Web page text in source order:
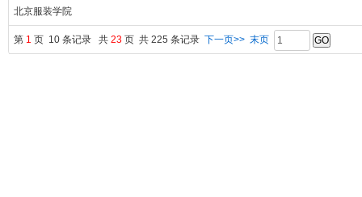
北京服装学院
第 1 页 10 条记录 共 23 页 共 225 条记录 下一页>> 末页